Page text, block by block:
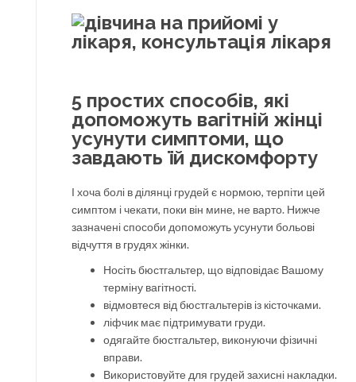
5 простих способів, які
допоможуть вагітній жінці
усунути симптоми, що
завдають їй дискомфорту
І хоча болі в ділянці грудей є нормою, терпіти цей
симптом і чекати, поки він мине, не варто. Нижче
зазначені способи допоможуть усунути больові
відчуття в грудях жінки.
Носіть бюстгальтер, що відповідає Вашому
терміну вагітності.
відмовтеся від бюстгальтерів із кісточками.
ліфчик має підтримувати груди.
одягайте бюстгальтер, виконуючи фізичні
вправи.
Використовуйте для грудей захисні накладки.